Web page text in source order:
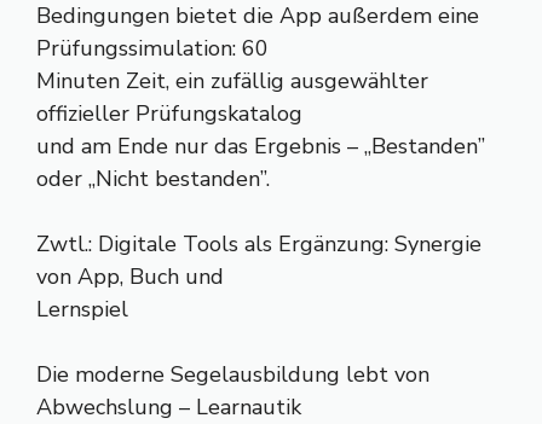
Bedingungen bietet die App außerdem eine
Prüfungssimulation: 60
Minuten Zeit, ein zufällig ausgewählter
offizieller Prüfungskatalog
und am Ende nur das Ergebnis – „Bestanden”
oder „Nicht bestanden”.
Zwtl.: Digitale Tools als Ergänzung: Synergie
von App, Buch und
Lernspiel
Die moderne Segelausbildung lebt von
Abwechslung – Learnautik